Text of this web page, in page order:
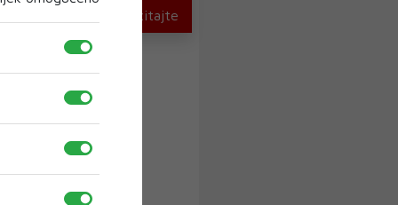
U novom broju pročitajte